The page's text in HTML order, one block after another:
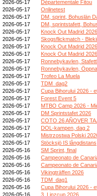
2026-05-17
Départementale Fitou
2026-05-17
Onlinetest
2026-05-17
DM, sprint, Bohuslän
2026-05-17
DM, sprintstafett,
2026-05-17
Knock Out Madrid
2026-05-17
Skogsflickmatch -
2026-05-17
Knock Out Madrid
2026-05-17
Knock Out Madrid
2026-05-17
Ronnebykavlen,
2026-05-17
Ronnebykavlen,
2026-05-17
Trofeo La Muela
2026-05-17
TDM_dag2
2026-05-17
Cupa Bihorului 2026 -
2026-05-17
Forest Event 5
2026-05-17
MTBO Camp 2026 -
2026-05-17
DM Sprintstafet 2026
2026-05-17
COTO 26 AÑOVER
2026-05-17
DOL-kampen, dag 2
2026-05-17
Mistrzostwa Polski
2026-05-17
Stöcksjö IS långdistans
2026-05-16
SM Sprint, final
2026-05-16
Campeonato de
2026-05-16
Campeonato de
2026-05-16
Vikingträffen 2026
2026-05-16
TDM_dag1
2026-05-16
Cupa Bihorului 2026 -
2026-05-16
3. Linzcup 2026